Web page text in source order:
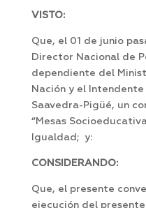
VISTO:
Que, el 01 de junio
Director Nacional de
dependiente del
Nación y el
Saavedra-Pigüé, un
“Mesas
Igualdad; y:
CONSIDERANDO:
Que, el presente
ejecución del